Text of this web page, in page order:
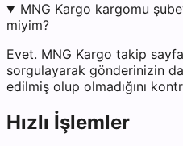
MNG Kargo kargomu
miyim?
Evet. MNG Kargo takip
sorgulayarak gönderinizin
edilmiş olup olmadığını
Hızlı İşlemler